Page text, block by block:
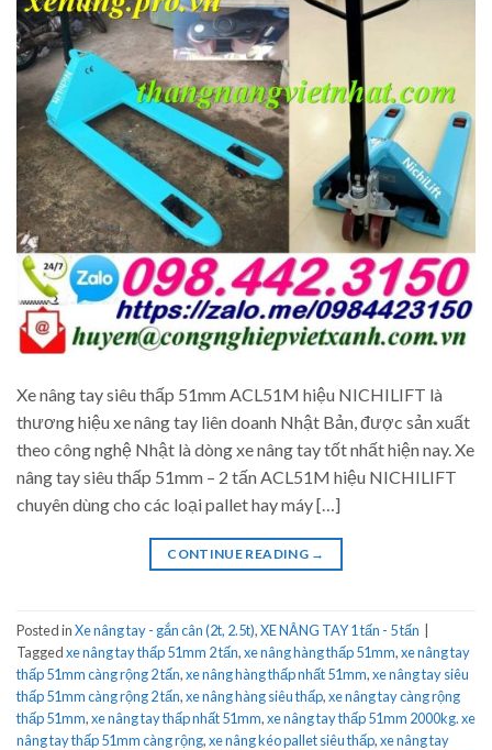
Xe nâng tay siêu thấp 51mm ACL51M hiệu NICHILIFT là
thương hiệu xe nâng tay liên doanh Nhật Bản, được sản xuất
theo công nghệ Nhật là dòng xe nâng tay tốt nhất hiện nay. Xe
nâng tay siêu thấp 51mm – 2 tấn ACL51M hiệu NICHILIFT
chuyên dùng cho các loại pallet hay máy […]
CONTINUE READING →
Posted inXe nâng tay - gắn cân (2t, 2.5t),XE NÂNG TAY 1 tấn - 5 tấn
Taggedxe nâng tay thấp 51mm 2 tấn,xe nâng hàng thấp 51mm,xe nâng tay
thấp 51mm càng rộng 2 tấn,xe nâng hàng thấp nhất 51mm,xe nâng tay siêu
thấp 51mm càng rộng 2 tấn,xe nâng hàng siêu thấp,xe nâng tay càng rộng
thấp 51mm,xe nâng tay thấp nhất 51mm,xe nâng tay thấp 51mm 2000kg. xe
nâng tay thấp 51mm càng rộng,xe nâng kéo pallet siêu thấp,xe nâng tay